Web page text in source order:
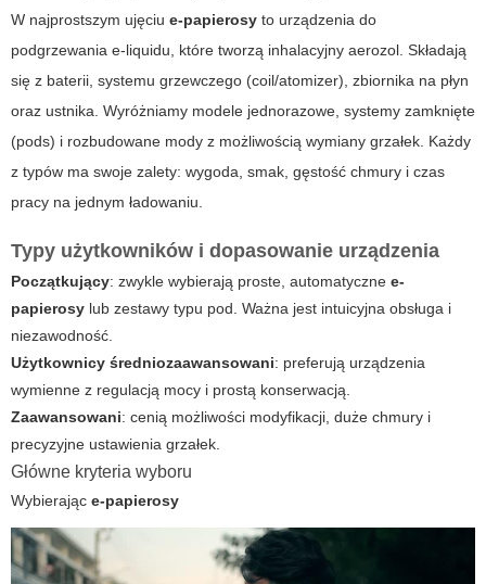
W najprostszym ujęciu e-papierosy to urządzenia do
podgrzewania e-liquidu, które tworzą inhalacyjny aerozol. Składają
się z baterii, systemu grzewczego (coil/atomizer), zbiornika na płyn
oraz ustnika. Wyróżniamy modele jednorazowe, systemy zamknięte
(pods) i rozbudowane mody z możliwością wymiany grzałek. Każdy
z typów ma swoje zalety: wygoda, smak, gęstość chmury i czas
pracy na jednym ładowaniu.
Typy użytkowników i dopasowanie urządzenia
Początkujący: zwykle wybierają proste, automatyczne e-
papierosy lub zestawy typu pod. Ważna jest intuicyjna obsługa i
niezawodność.
Użytkownicy średniozaawansowani: preferują urządzenia
wymienne z regulacją mocy i prostą konserwacją.
Zaawansowani: cenią możliwości modyfikacji, duże chmury i
precyzyjne ustawienia grzałek.
Główne kryteria wyboru
Wybierając e-papierosy